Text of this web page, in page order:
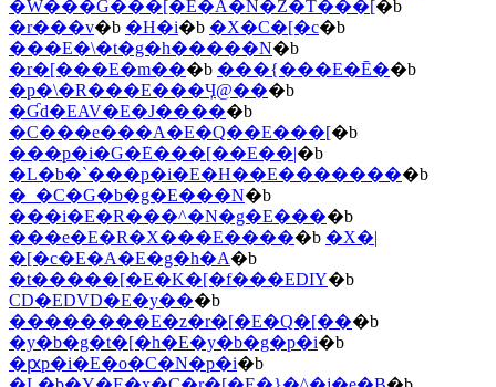
�W���G���[�E�A�N�Z�T���[�b
�r���v�b �H�i�b �X�C�[�c�b
���E�\�t�g�h�����N�b
�r�[���E�m���b ���{���E�Ē��b
�p�\�R���E���Ӌ@���b
�Ɠd�EAV�E�J�����b
�C���e���A�E�Q��E���[�b
���p�i�G�݁E���[��E��|�b
�L�b�`���p�i�E�H��E��������b
�_�C�G�b�g�E���N�b
���i�E�R���^�N�g�E����b
���e�E�R�X���E�����b �X�|
�[�c�E�A�E�g�h�A�b
�t�����[�E�K�[�f���EDIY�b
CD�EDVD�E�y���b
��������E�z�r�[�E�Q�[���b
�y�b�g�t�[�h�E�y�b�g�p�i�b
�ԗp�i�E�o�C�N�p�i�b